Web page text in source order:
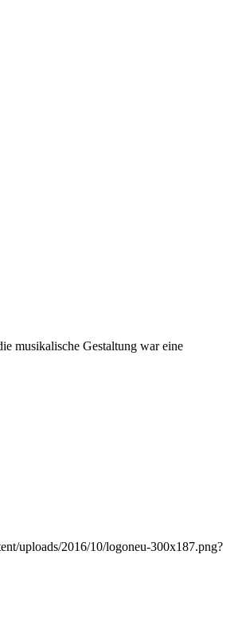
musikalische Gestaltung war eine
uploads/2016/10/logoneu-300x187.png?